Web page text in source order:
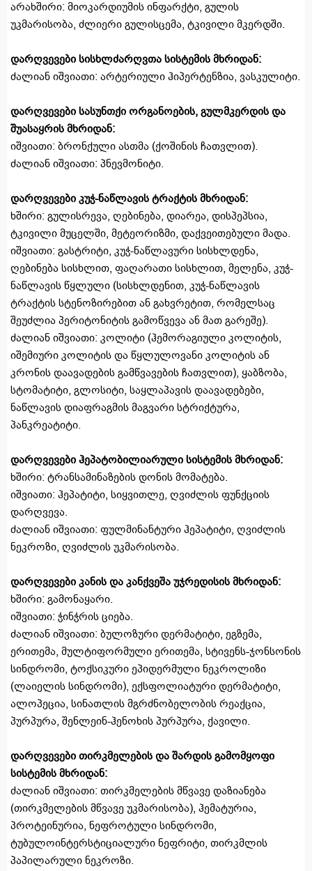
არახშირი: მიოკარდიუმის ინფარქტი, გულის
უკმარისობა, ძლიერი გულისცემა, ტკივილი მკერდში.
დარღვევები სისხლძარღვთა სისტემის მხრიდან:
ძალიან იშვიათი: არტერიული ჰიპერტენზია, ვასკულიტი.
დარღვევები სასუნთქი ორგანოების, გულმკერდის და
შუასაყრის მხრიდან:
იშვიათი: ბრონქული ასთმა (ქოშინის ჩათვლით).
ძალიან იშვიათი: პნევმონიტი.
დარღვევები კუჭ-ნაწლავის ტრაქტის მხრიდან:
ხშირი: გულისრევა, ღებინება, დიარეა, დისპეპსია,
ტკივილი მუცელში, მეტეორიზმი, დაქვეითებული მადა.
იშვიათი: გასტრიტი, კუჭ-ნაწლავური სისხლდენა,
ღებინება სისხლით, ფაღარათი სისხლით, მელენა, კუჭ-
ნაწლავის წყლული (სისხლდენით, კუჭ-ნაწლავის
ტრაქტის სტენოზირებით ან გახვრეტით, რომელსაც
შეუძლია პერიტონიტის გამოწვევა ან მათ გარეშე).
ძალიან იშვიათი: კოლიტი (ჰემორაგიული კოლიტის,
იშემიური კოლიტის და წყლულოვანი კოლიტის ან
კრონის დაავადების გამწვავების ჩათვლით), ყაბზობა,
სტომატიტი, გლოსიტი, საყლაპავის დაავადებები,
ნაწლავის დიაფრაგმის მაგვარი სტრიქტურა,
პანკრეატიტი.
დარღვევები ჰეპატობილიარული სისტემის მხრიდან:
ხშირი: ტრანსამინაზების დონის მომატება.
იშვიათი: ჰეპატიტი, სიყვითლე, ღვიძლის ფუნქციის
დარღვევა.
ძალიან იშვიათი: ფულმინანტური ჰეპატიტი, ღვიძლის
ნეკროზი, ღვიძლის უკმარისობა.
დარღვევები კანის და კანქვეშა უჯრედისის მხრიდან:
ხშირი: გამონაყარი.
იშვიათი: ჭინჭრის ციება.
ძალიან იშვიათი: ბულოზური დერმატიტი, ეგზემა,
ერითემა, მულტიფორმული ერითემა, სტივენს-ჯონსონის
სინდრომი, ტოქსიკური ეპიდერმული ნეკროლიზი
(ლაიელის სინდრომი), ექსფოლიატური დერმატიტი,
ალოპეცია, სინათლის მგრძნობელობის რეაქცია,
პურპურა, შენლეინ-ჰენოხის პურპურა, ქავილი.
დარღვევები თირკმელების და შარდის გამომყოფი
სისტემის მხრიდან:
ძალიან იშვიათი: თირკმელების მწვავე დაზიანება
(თირკმელების მწვავე უკმარისობა), ჰემატურია,
პროტეინურია, ნეფროტული სინდრომი,
ტუბულოინტერსტიციალური ნეფრიტი, თირკმლის
პაპილარული ნეკროზი.